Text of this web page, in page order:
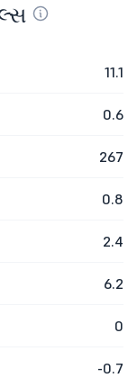
11.1
0.6
267
0.8
2.4
6.2
0
-0.7